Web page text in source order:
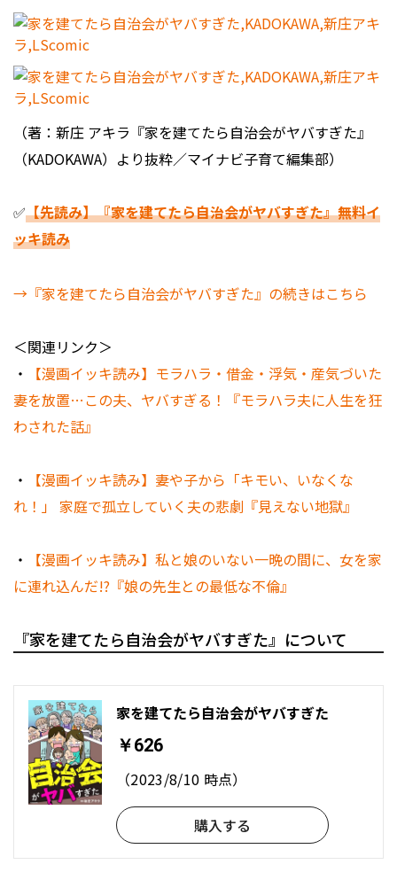
（著：新庄 アキラ『家を建てたら自治会がヤバすぎた』
（KADOKAWA）より抜粋／マイナビ子育て編集部）
✅【先読み】『家を建てたら自治会がヤバすぎた』無料イ
ッキ読み
→『家を建てたら自治会がヤバすぎた』の続きはこちら
＜関連リンク＞
・
【漫画イッキ読み】モラハラ・借金・浮気・産気づいた
妻を放置…この夫、ヤバすぎる！『モラハラ夫に人生を狂
わされた話』
・
【漫画イッキ読み】妻や子から「キモい、いなくな
れ！」 家庭で孤立していく夫の悲劇『見えない地獄』
・
【漫画イッキ読み】私と娘のいない一晩の間に、女を家
に連れ込んだ!?『娘の先生との最低な不倫』
『家を建てたら自治会がヤバすぎた』について
家を建てたら自治会がヤバすぎた
￥626
（2023/8/10 時点）
購入する